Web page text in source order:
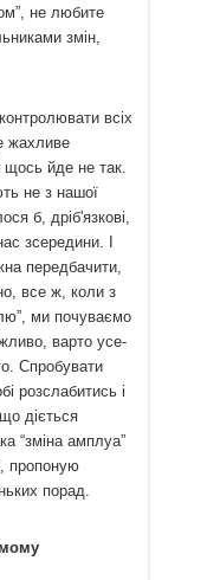
не любите
змін,
всіх
жахливе
щось йде не так.
не з нашої
б, дріб'язкові,
зсередини. І
передбачити,
все ж, коли з
ми почуваємо
варто усе-
Спробувати
розслабитись і
діється
“зміна амплуа”
пропоную
порад.